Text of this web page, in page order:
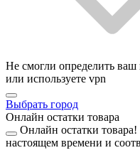
Не смогли определить
или используете vpn
Выбрать город
Онлайн остатки товара
Онлайн остатки товара!
настоящем времени и